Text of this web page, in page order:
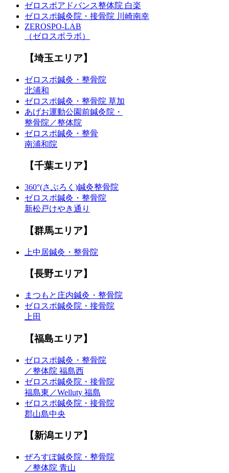
ゼロスポアドバンス整体院 白楽
ゼロスポ鍼灸院・接骨院 川崎南幸
ZEROSPO-LAB
（ゼロスポラボ）
【埼玉エリア】
ゼロスポ鍼灸・整骨院
北浦和
ゼロスポ鍼灸・整骨院 草加
あげお運動公園前鍼灸院・
整骨院／整体院
ゼロスポ鍼灸・整骨
南浦和院
【千葉エリア】
360°(さぶろく)鍼灸整骨院
ゼロスポ鍼灸・整骨院
新松戸けやき通り
【群馬エリア】
上中居鍼灸・整骨院
【長野エリア】
まつもと庄内鍼灸・整骨院
ゼロスポ鍼灸院・接骨院
上田
【福島エリア】
ゼロスポ鍼灸・整骨院
／整体院 福島西
ゼロスポ鍼灸院・接骨院
福島東／Welluty 福島
ゼロスポ鍼灸院・接骨院
郡山島中央
【新潟エリア】
ぜろすぽ鍼灸院・整骨院
／整体院 青山